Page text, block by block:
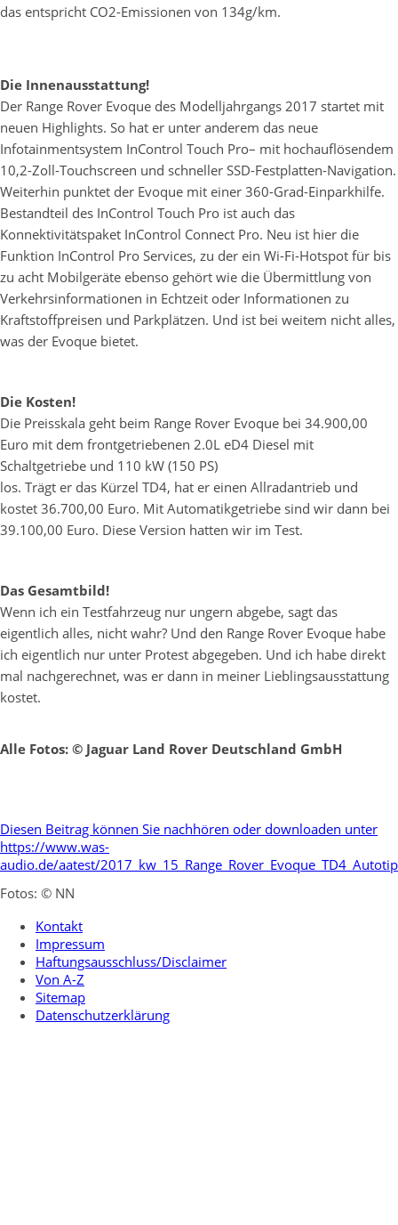
das entspricht CO2-Emissionen von 134g/km.
Die Innenausstattung!
Der Range Rover Evoque des Modelljahrgangs 2017 startet mit
neuen Highlights. So hat er unter anderem das neue
Infotainmentsystem InControl Touch Pro– mit hochauflösendem
10,2-Zoll-Touchscreen und schneller SSD-Festplatten-Navigation.
Weiterhin punktet der Evoque mit einer 360-Grad-Einparkhilfe.
Bestandteil des InControl Touch Pro ist auch das
Konnektivitätspaket InControl Connect Pro. Neu ist hier die
Funktion InControl Pro Services, zu der ein Wi-Fi-Hotspot für bis
zu acht Mobilgeräte ebenso gehört wie die Übermittlung von
Verkehrsinformationen in Echtzeit oder Informationen zu
Kraftstoffpreisen und Parkplätzen. Und ist bei weitem nicht alles,
was der Evoque bietet.
Die Kosten!
Die Preisskala geht beim Range Rover Evoque bei 34.900,00
Euro mit dem frontgetriebenen 2.0L eD4 Diesel mit
Schaltgetriebe und 110 kW (150 PS)
los. Trägt er das Kürzel TD4, hat er einen Allradantrieb und
kostet 36.700,00 Euro. Mit Automatikgetriebe sind wir dann bei
39.100,00 Euro. Diese Version hatten wir im Test.
Das Gesamtbild!
Wenn ich ein Testfahrzeug nur ungern abgebe, sagt das
eigentlich alles, nicht wahr? Und den Range Rover Evoque habe
ich eigentlich nur unter Protest abgegeben. Und ich habe direkt
mal nachgerechnet, was er dann in meiner Lieblingsausstattung
kostet.
Alle Fotos: © Jaguar Land Rover Deutschland GmbH
Diesen Beitrag können Sie nachhören oder downloaden unter
https://www.was-
audio.de/aatest/
Fotos: © NN
Kontakt
Impressum
Haftungsausschluss/Disclaimer
Von A-Z
Sitemap
Datenschutzerklärung